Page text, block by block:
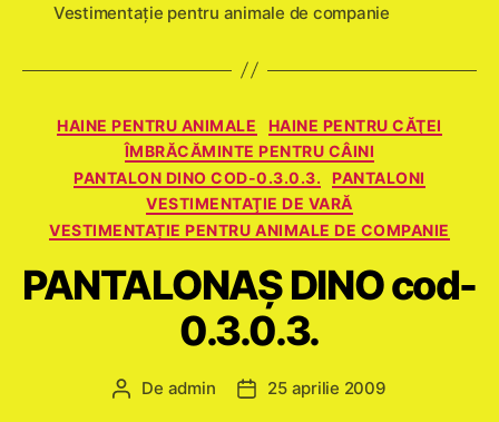
Vestimentație pentru animale de companie
Categorii
HAINE PENTRU ANIMALE
HAINE PENTRU CĂŢEI
ÎMBRĂCĂMINTE PENTRU CÂINI
PANTALON DINO COD-0.3.0.3.
PANTALONI
VESTIMENTAŢIE DE VARĂ
VESTIMENTAȚIE PENTRU ANIMALE DE COMPANIE
PANTALONAŞ DINO cod-
0.3.0.3.
Autor
De admin
Dată25 aprilie 2009